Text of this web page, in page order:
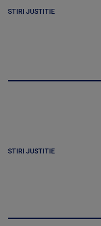
STIRI JUSTITIE
STIRI JUSTITIE